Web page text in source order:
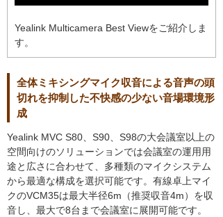
Yealink Multicamera Best Viewをご紹介しま
す。
全体ミキシングマイク収音による音声の頭
切れを抑制した不快感の少ない音場環境形
成
Yealink MVC S80、S90、S98の大会議室以上の
空間向けのソリューションでは会議室の運用用
途と広さに合わせて、多種類のマイクシステム
から最適な構成を選択可能です。有線卓上マイ
クのVCM35は最大半径6m（推奨収音4m）を収
音し、最大で8台まで会議室に展開可能です。